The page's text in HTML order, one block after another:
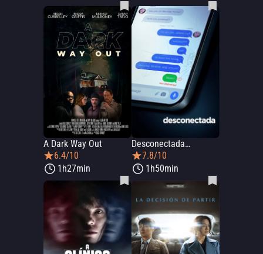
A Dark Way Out
6.4/10
1h27min
Desconectada…
7.8/10
1h50min